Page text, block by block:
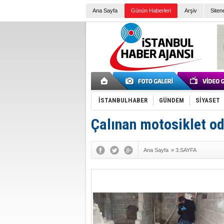
Ana Sayfa Günün Haberleri Arşiv
İSTANBULHABER GÜNDEM SİYASET
Çalınan motosiklet
Ana Sayfa » 3.SAYFA